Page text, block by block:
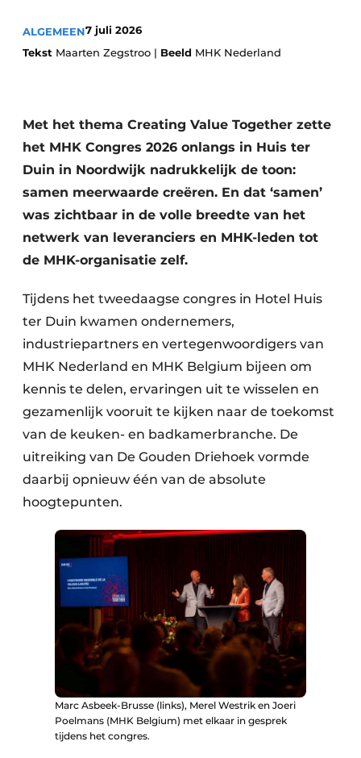
Vacature aanmelden
Werkbladen
ALGEMEEN7 juli 2026
Tekst Maarten Zegstroo | Beeld MHK Nederland
Met het thema Creating Value Together zette
het MHK Congres 2026 onlangs in Huis ter
Duin in Noordwijk nadrukkelijk de toon:
samen meerwaarde creëren. En dat ‘samen’
was zichtbaar in de volle breedte van het
netwerk van leveranciers en MHK-leden tot
de MHK-organisatie zelf.
Tijdens het tweedaagse congres in Hotel Huis
ter Duin kwamen ondernemers,
industriepartners en vertegenwoordigers van
MHK Nederland en MHK Belgium bijeen om
kennis te delen, ervaringen uit te wisselen en
gezamenlijk vooruit te kijken naar de toekomst
van de keuken- en badkamerbranche. De
uitreiking van De Gouden Driehoek vormde
daarbij opnieuw één van de absolute
hoogtepunten.
Marc Asbeek-Brusse (links), Merel Westrik en Joeri
Poelmans (MHK Belgium) met elkaar in gesprek
tijdens het congres.